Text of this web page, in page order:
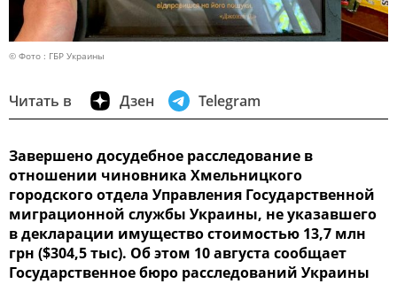
© Фото : ГБР Украины
Читать в Дзен Telegram
Завершено досудебное расследование в
отношении чиновника Хмельницкого
городского отдела Управления Государственной
миграционной службы Украины, не указавшего
в декларации имущество стоимостью 13,7 млн
грн ($304,5 тыс). Об этом 10 августа сообщает
Государственное бюро расследований Украины